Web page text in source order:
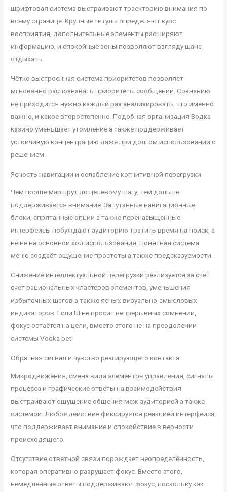
шрифтовая система выстраивают траекторию внимания по
всему странице. Крупные титулы определяют курс
восприятия, дополнительные элементы расширяют
информацию, и спокойные зоны позволяют взгляду шанс
отдыхать.
Чётко выстроенная система приоритетов позволяет
мгновенно распознавать приоритеты сообщений. Сознанию
не приходится нужно каждый раз анализировать, что именно
важно, и какое второстепенно. Подобная организация Водка
казино уменьшает утомление а также поддерживает
устойчивую концентрацию даже при долгом использовании с
решением.
Ясность навигации и ослабление когнитивной перегрузки
Чем проще маршрут до целевому шагу, тем дольше
поддерживается внимание. Запутанные навигационные
блоки, спрятанные опции а также перенасыщенные
интерфейсы побуждают аудиторию тратить время на поиск, а
не не на основной ход использования. Понятная система
меню создаёт ощущение простоты а также предсказуемости.
Снижение интеллектуальной перегрузки реализуется за счёт
счет рациональных кластеров элементов, уменьшения
избыточных шагов а также ясных визуально-смысловых
индикаторов. Если UI не просит непрерывных сомнений,
фокус остаётся на цели, вместо этого не на преодолении
системы Vodka bet.
Обратная сигнал и чувство реагирующего контакта
Микродвижения, смена вида элементов управления, сигналы
процесса и графические ответы на взаимодействия
выстраивают ощущение общения меж аудиторией а также
системой. Любое действие фиксируется реакцией интерфейса,
что поддерживает внимание и спокойствие в верности
происходящего.
Отсутствие ответной связи порождает неопределённость,
которая оперативно разрушает фокус. Вместо этого,
немедленные ответы поддерживают фокус, поскольку как